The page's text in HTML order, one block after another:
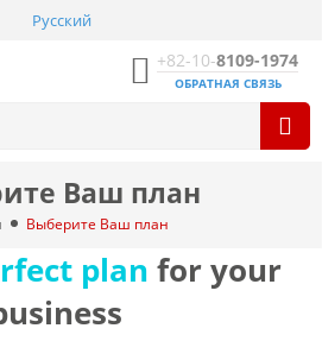
Русский
+82-10-8109-1974
ОБРАТНАЯ СВЯЗЬ
Ваш план
Выберите Ваш план
plan for your